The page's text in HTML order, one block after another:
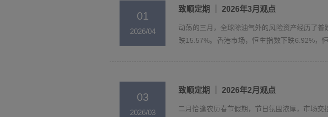
式转移任何种类的权利。 未经本公司许可，您不得翻版、复制或再分发（包括引用
和/或侵权行为，该行为包括但不限于修改、翻版、储存于检索系统、传送或以任何其
11. 本公司应当具有现行法律法规中其他有关免责规定项下的一切权利，对侵犯本
利并不应当被视为对该等权利的放弃。
01
2026/04
致顺定期 ｜ 2026年3月观点
动荡的三月，全球除油气外的风险资产经历了
跌15.57%。香港市场，恒生指数下跌6.92%，
03
2026/03
致顺定期 ｜ 2026年2月观点
二月恰逢农历春节假期，节日氛围浓厚，市场